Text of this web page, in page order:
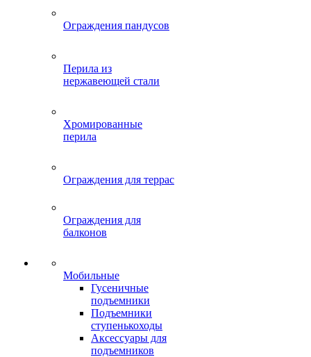
Ограждения пандусов
Перила из
нержавеющей стали
Хромированные
перила
Ограждения для террас
Ограждения для
балконов
Мобильные
Гусеничные
подъемники
Подъемники
ступенькоходы
Аксессуары для
подъемников